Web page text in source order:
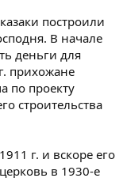
построили
В начале
деньги для
прихожане
по проекту
строительства
г. и вскоре его
в 1930-е